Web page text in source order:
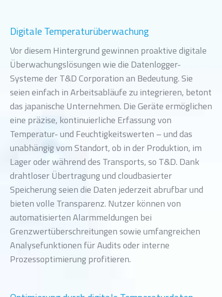
Digitale Temperaturüberwachung
Vor diesem Hintergrund gewinnen proaktive digitale
Überwachungslösungen wie die Datenlogger-
Systeme der T&D Corporation an Bedeutung. Sie
seien einfach in Arbeitsabläufe zu integrieren, betont
das japanische Unternehmen. Die Geräte ermöglichen
eine präzise, kontinuierliche Erfassung von
Temperatur- und Feuchtigkeitswerten – und das
unabhängig vom Standort, ob in der Produktion, im
Lager oder während des Transports, so T&D. Dank
drahtloser Übertragung und cloudbasierter
Speicherung seien die Daten jederzeit abrufbar und
bieten volle Transparenz. Nutzer können von
automatisierten Alarmmeldungen bei
Grenzwertüberschreitungen sowie umfangreichen
Analysefunktionen für Audits oder interne
Prozessoptimierung profitieren.